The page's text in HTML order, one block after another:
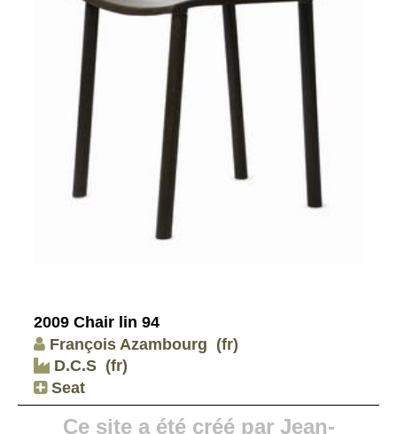
2009 Chair lin 94
François Azambourg (fr)
D.C.S (fr)
Seat
Ce site a été créé par Jean-